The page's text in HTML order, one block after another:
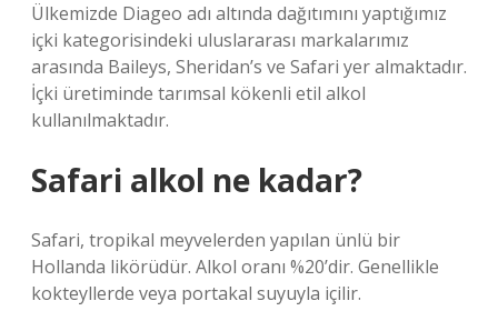
Ülkemizde Diageo adı altında dağıtımını yaptığımız
içki kategorisindeki uluslararası markalarımız
arasında Baileys, Sheridan’s ve Safari yer almaktadır.
İçki üretiminde tarımsal kökenli etil alkol
kullanılmaktadır.
Safari alkol ne kadar?
Safari, tropikal meyvelerden yapılan ünlü bir
Hollanda likörüdür. Alkol oranı %20’dir. Genellikle
kokteyllerde veya portakal suyuyla içilir.